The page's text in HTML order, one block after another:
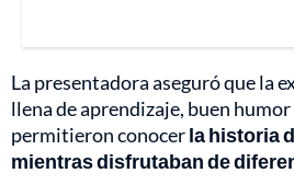
La presentadora aseguró que la
llena de aprendizaje, buen
permitieron conocerla historia
mientras disfrutaban de